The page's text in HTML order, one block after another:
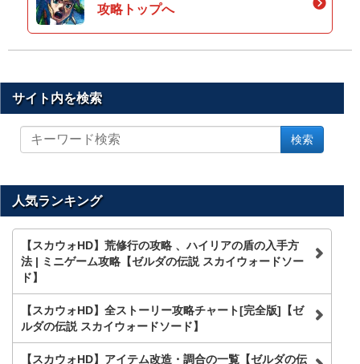
攻略トップへ
サイト内を検索
イ
を
検
索
検索
人気ランキング
【スカウォHD】荒修行の攻略 、ハイリアの盾の入手方
法 | ミニゲーム攻略【ゼルダの伝説 スカイウォードソー
ド】
【スカウォHD】全ストーリー攻略チャート[完全版]【ゼ
ルダの伝説 スカイウォードソード】
【スカウォHD】アイテム改造・調合の一覧【ゼルダの伝